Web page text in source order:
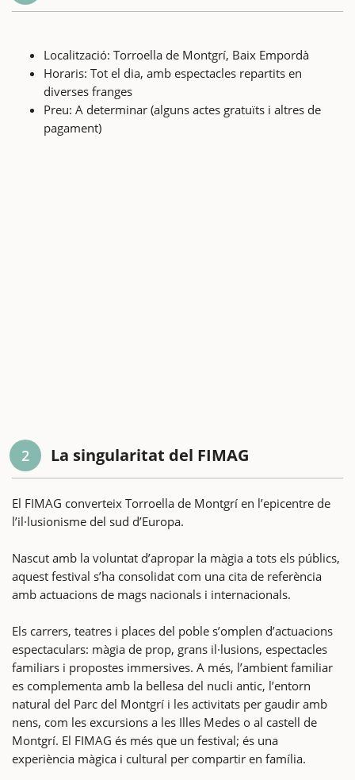
Localització: Torroella de Montgrí, Baix Empordà
Horaris: Tot el dia, amb espectacles repartits en
diverses franges
Preu: A determinar (alguns actes gratuïts i altres de
pagament)
2 La singularitat del FIMAG
El FIMAG converteix Torroella de Montgrí en l’epicentre de
l’il·lusionisme del sud d’Europa.
Nascut amb la voluntat d’apropar la màgia a tots els públics,
aquest festival s’ha consolidat com una cita de referència
amb actuacions de mags nacionals i internacionals.
Els carrers, teatres i places del poble s’omplen d’actuacions
espectaculars: màgia de prop, grans il·lusions, espectacles
familiars i propostes immersives. A més, l’ambient familiar
es complementa amb la bellesa del nucli antic, l’entorn
natural del Parc del Montgrí i les activitats per gaudir amb
nens, com les excursions a les Illes Medes o al castell de
Montgrí. El FIMAG és més que un festival; és una
experiència màgica i cultural per compartir en família.